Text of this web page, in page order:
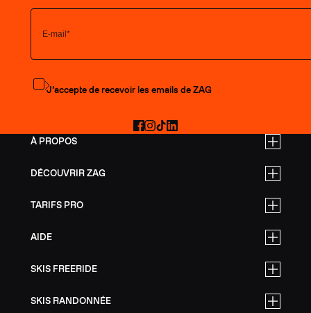
À PROPOS
DÉCOUVRIR ZAG
TARIFS PRO
AIDE
SKIS FREERIDE
SKIS RANDONNÉE
S'abonner à la newsletter
J’accepte de recevoir les emails de ZAG
Facebook
Instagram
TikTokLinkedIn